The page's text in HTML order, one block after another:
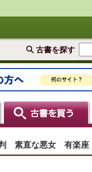
古書を探す
素直な悪女 有楽座